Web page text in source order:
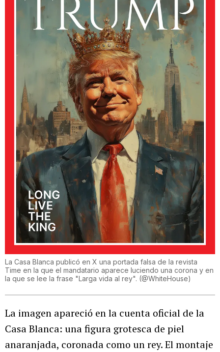
La Casa Blanca publicó en X una portada falsa de la revista
Time en la que el mandatario aparece luciendo una corona y en
la que se lee la frase "Larga vida al rey". (@WhiteHouse)
La imagen apareció en la cuenta oficial de la
Casa Blanca: una figura grotesca de piel
anaranjada, coronada como un rey. El montaje